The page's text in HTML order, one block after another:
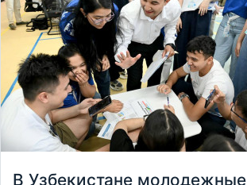
В Узбекистане молодежные